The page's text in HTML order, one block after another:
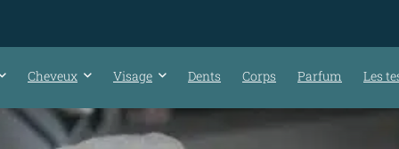
Cheveux Visage Dents Corps Parfum Les